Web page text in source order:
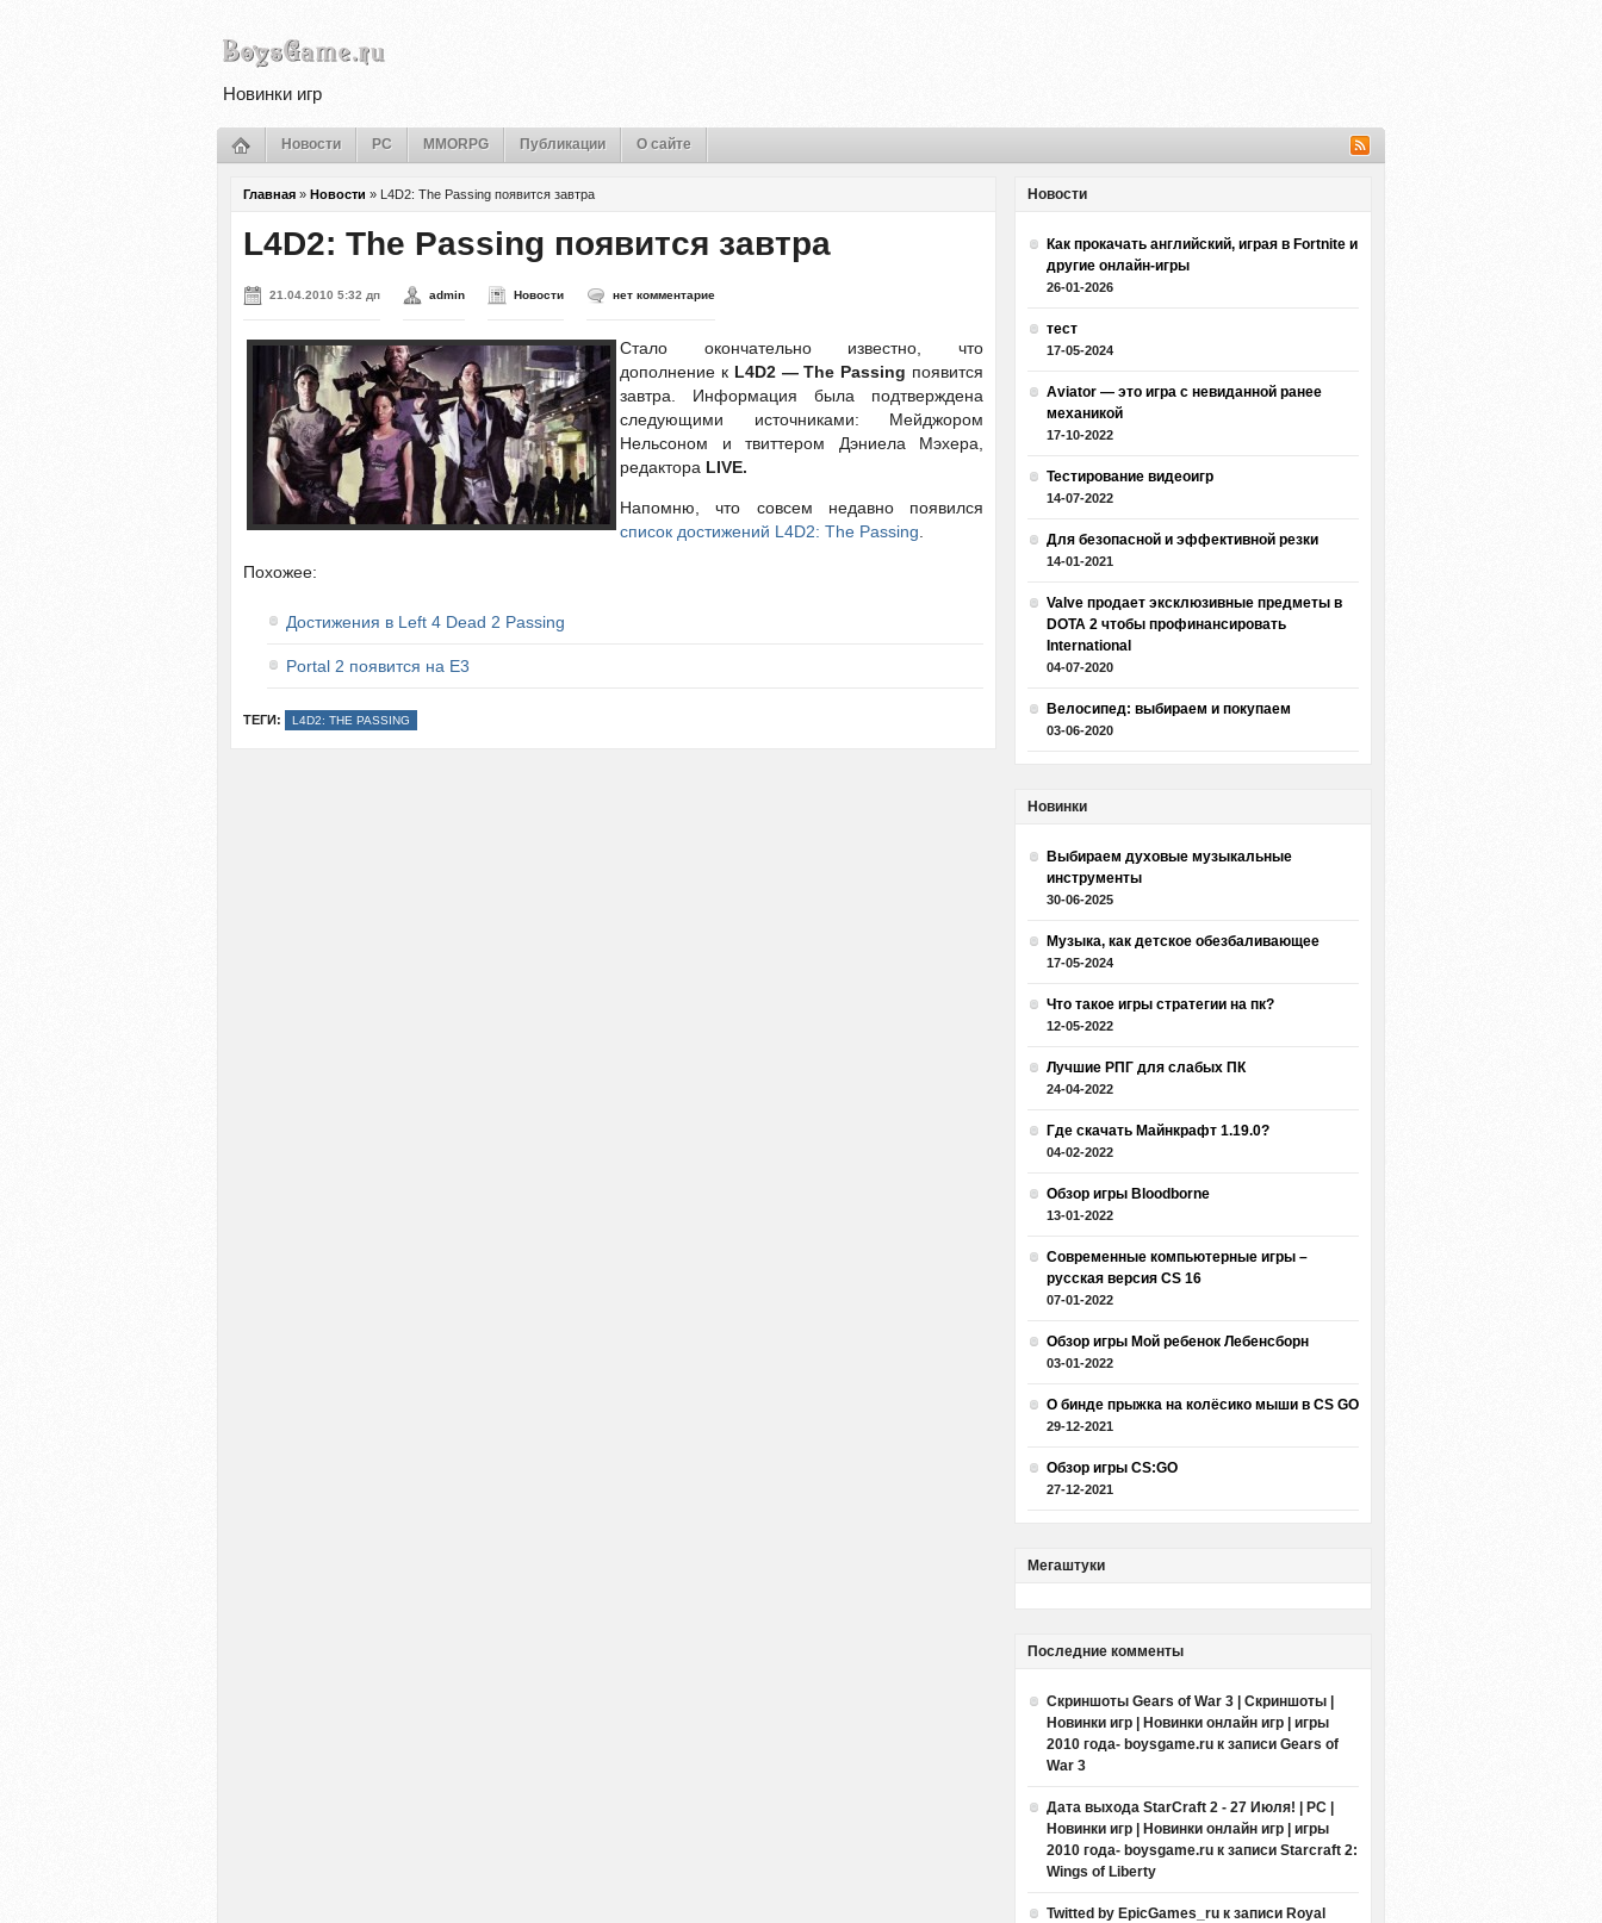
Новинки игр
Новости PC MMORPG Публикации О сайте
Главная » Новости » L4D2: The Passing появится завтра
L4D2: The Passing появится завтра
21.04.2010 5:32 дп admin Новости нет комментарие
Стало окончательно известно, что
дополнение к L4D2 — The Passing появится
завтра. Информация была подтверждена
следующими источниками: Мейджором
Нельсоном и твиттером Дэниела Мэхера,
редактора LIVE.
Напомню, что совсем недавно появился
список достижений L4D2: The Passing
Похожее:
Достижения в Left 4 Dead 2 Passing
Portal 2 появится на E3
ТЕГИ: L4D2: THE PASSING
Новости
Как прокачать английский, играя в Fortnite и
другие онлайн-игры
26-01-2026
тест
17-05-2024
Aviator — это игра с невиданной ранее
механикой
17-10-2022
Тестирование видеоигр
14-07-2022
Для безопасной и эффективной резки
14-01-2021
Valve продает эксклюзивные предметы в
DOTA 2 чтобы профинансировать
International
04-07-2020
Велосипед: выбираем и покупаем
03-06-2020
Новинки
Выбираем духовые музыкальные
инструменты
30-06-2025
Музыка, как детское обезбаливающее
17-05-2024
Что такое игры стратегии на пк?
12-05-2022
Лучшие РПГ для слабых ПК
24-04-2022
Где скачать Майнкрафт 1.19.0?
04-02-2022
Обзор игры Bloodborne
13-01-2022
Современные компьютерные игры –
русская версия CS 16
07-01-2022
Обзор игры Мой ребенок Лебенсборн
03-01-2022
О бинде прыжка на колёсико мыши в CS GO
29-12-2021
Обзор игры CS:GO
27-12-2021
Мегаштуки
Последние комменты
Скриншоты Gears of War 3 | Скриншоты |
Новинки игр | Новинки онлайн игр | игры
2010 года- boysgame.ru к записи Gears of
War 3
Дата выхода StarCraft 2 - 27 Июля! | PC |
Новинки игр | Новинки онлайн игр | игры
2010 года- boysgame.ru к записи Starcraft 2:
Wings of Liberty
Twitted by EpicGames_ru к записи Royal